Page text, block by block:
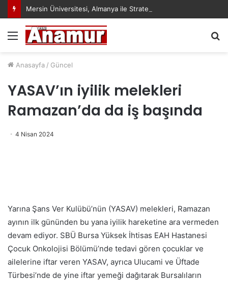
Menü
Anasayfa / Güncel
YASAV’ın iyilik melekleri
Ramazan’da da iş başında
4 Nisan 2024
Yarına Şans Ver Kulübü’nün (YASAV) melekleri, Ramazan
ayının ilk gününden bu yana iyilik hareketine ara vermeden
devam ediyor. SBÜ Bursa Yüksek İhtisas EAH Hastanesi
Çocuk Onkolojisi Bölümü’nde tedavi gören çocuklar ve
ailelerine iftar veren YASAV, ayrıca Ulucami ve Üftade
Türbesi’nde de yine iftar yemeği dağıtarak Bursalıların